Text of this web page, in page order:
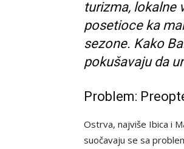
turizma, lokalne
posetioce ka
sezone. Kako
pokušavaju da
Problem:
Ostrva, najviše Ibica i
suočavaju se sa